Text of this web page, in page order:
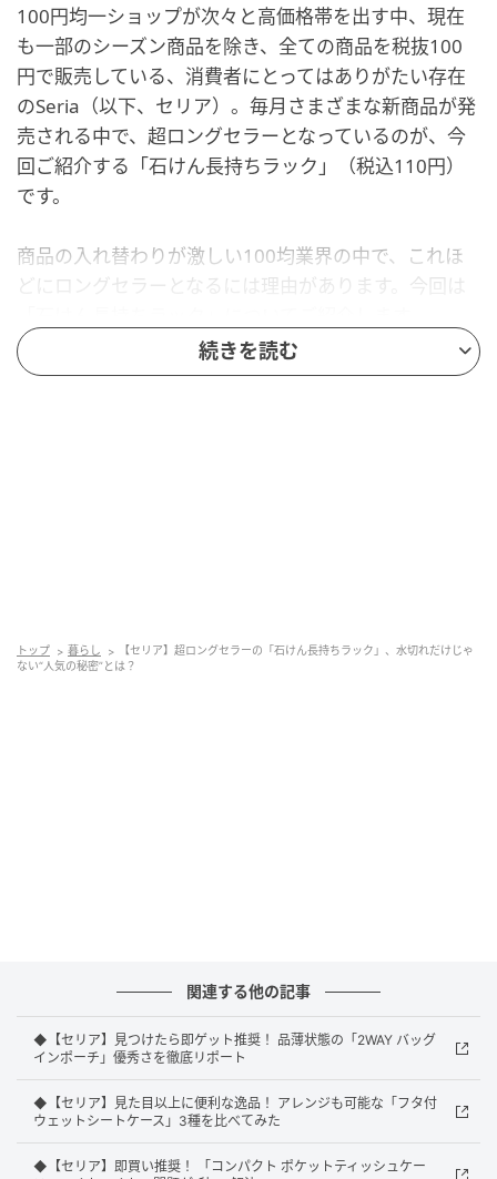
100円均一ショップが次々と高価格帯を出す中、現在
も一部のシーズン商品を除き、全ての商品を税抜100
円で販売している、消費者にとってはありがたい存在
のSeria（以下、セリア）。毎月さまざまな新商品が発
売される中で、超ロングセラーとなっているのが、今
回ご紹介する「石けん長持ちラック」（税込110円）
です。
商品の入れ替わりが激しい100均業界の中で、これほ
どにロングセラーとなるには理由があります。今回は
石けんに接する面が極めて少ないので水切れがよく、
その結果、石けんがぬるぬると溶けてしまうようなこ
とがなく、長持ちします。
続きを読む
トップ 暮らし
【セリア】超ロングセラーの「石けん長持ちラック」、水切れだけじゃ
ない“人気の秘密”とは？
関連する他の記事
◆【セリア】見つけたら即ゲット推奨！ 品薄状態の「2WAY バッグ
インポーチ」優秀さを徹底リポート
◆【セリア】見た目以上に便利な逸品！ アレンジも可能な「フタ付
ウェットシートケース」3種を比べてみた
◆【セリア】即買い推奨！ 「コンパクト ポケットティッシュケー